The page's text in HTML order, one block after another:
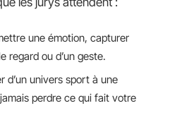
une émotion, capturer
regard ou d’un geste.
d’un univers sport à une
perdre ce qui fait votre